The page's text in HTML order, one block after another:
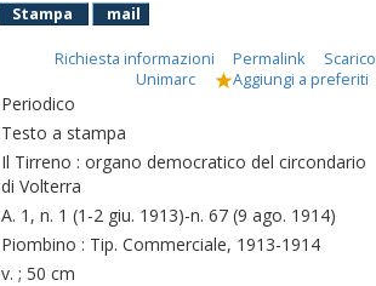
Stampa mail
Richiesta informazioni Permalink
Scarico
Unimarc
Aggiungi a preferiti
Periodico
Testo a stampa
Il Tirreno : organo democratico del circondario
di Volterra
A. 1, n. 1 (1-2 giu. 1913)-n. 67 (9 ago. 1914)
Piombino : Tip. Commerciale, 1913-1914
v. ; 50 cm